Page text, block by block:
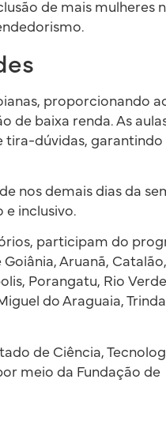
de mais mulheres
proporcionando
de baixa renda. As
dúvidas, garantindo
nos demais dias da
inclusivo.
participam do
Aruanã,
Porangatu, Rio
do Araguaia,
de Ciência,
meio da Fundação de